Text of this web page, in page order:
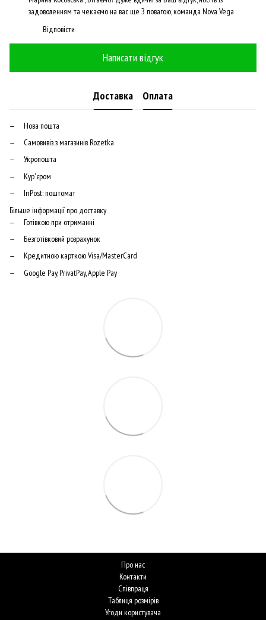
задоволенням та чекаємо на вас ще️ З повагою, команда Nova Vega
Відповісти
Написати відгук
Доставка Оплата
Нова пошта
Самовивіз з магазинів Rozetka
Укропошта
Кур'єром
InPost: поштомат
Більше інформації про доставку
Готівкою при отриманні
Безготівковий розрахунок
Кредитною карткою Visa/MasterCard
Google Pay, PrivatPay, Apple Pay
Про нас
Контакти
Співпраця
Таблиця розмірів
Угоди користувача